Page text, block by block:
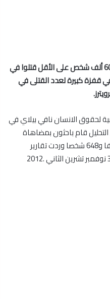
قالت الامم المتحدة يوم الاربعاء أن 60 ألف شخص على الأقل قتلوا في
قفزة كبيرة لعدد القتلى في
لحقوق الانسان نافي بيلاي في
قام باحثون بمضاهاة
سبعة مصادر لجمع قائمة تضم 59 الفا و648 شخصا وردت تقارير